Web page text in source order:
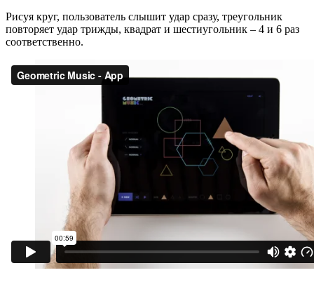
Рисуя круг, пользователь слышит удар сразу, треугольник
повторяет удар трижды, квадрат и шестиугольник – 4 и 6 раз
соответственно.